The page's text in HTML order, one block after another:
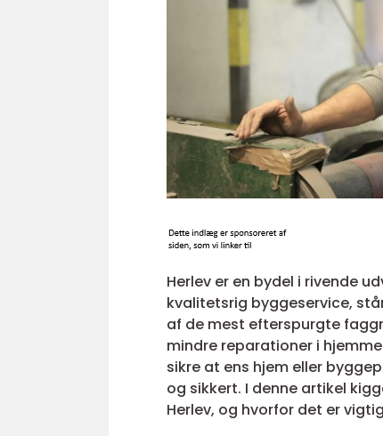
Herlev er en bydel i rivende
kvalitetsrig byggeservice,
af de mest efterspurgte
mindre reparationer i
sikre at ens hjem eller
og sikkert. I denne artikel
Herlev, og hvorfor det er